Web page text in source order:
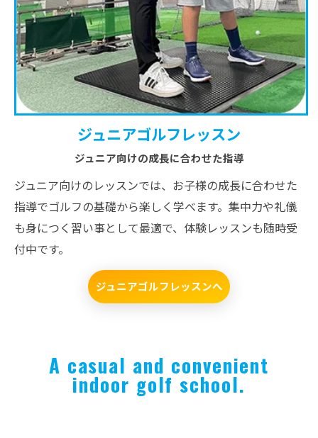
ジュニアゴルフレッスン
ジュニア向けの成長に合わせた指導
ジュニア向けのレッスンでは、お子様の成長に合わせた
指導でゴルフの基礎から楽しく学べます。集中力や礼儀
も身につく習い事として最適で、体験レッスンも随時受
付中です。
ジュニアゴルフレッスンへ
A casual and convenient
indoor golf school.